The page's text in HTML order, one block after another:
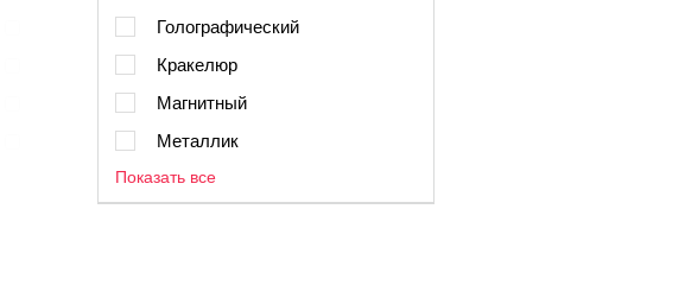
Голографический
Кракелюр
Магнитный
Металлик
Показать все